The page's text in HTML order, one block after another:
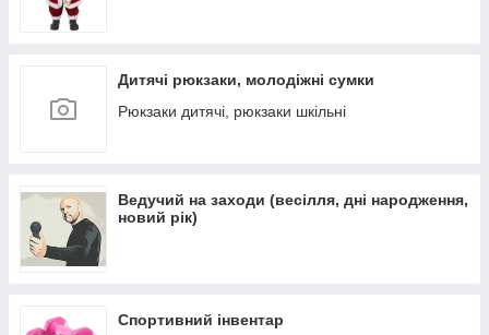
Дитячі рюкзаки, молодіжні сумки
Рюкзаки дитячі, рюкзаки шкільні
Ведучий на заходи (весілля, дні народження,
новий рік)
Спортивний інвентар